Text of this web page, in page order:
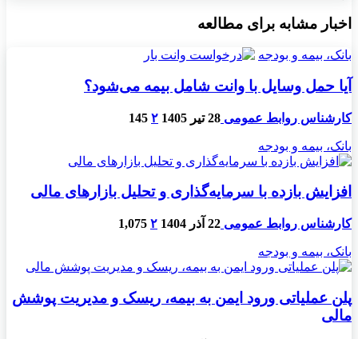
اخبار مشابه برای مطالعه
بانک، بیمه و بودجه
آیا حمل وسایل با وانت شامل بیمه می‌شود؟
کارشناس روابط عمومی 28 تیر 1405 ۲ 145
بانک، بیمه و بودجه
افزایش بازده با سرمایه‌گذاری و تحلیل بازارهای مالی
کارشناس روابط عمومی 22 آذر 1404 ۲ 1,075
بانک، بیمه و بودجه
پلن عملیاتی ورود ایمن به بیمه، ریسک و مدیریت پوشش
مالی